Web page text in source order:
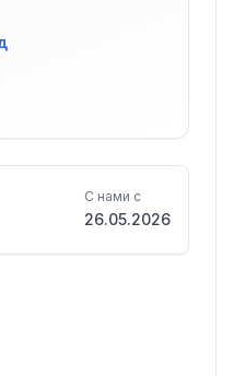
С нами с
26.05.2026